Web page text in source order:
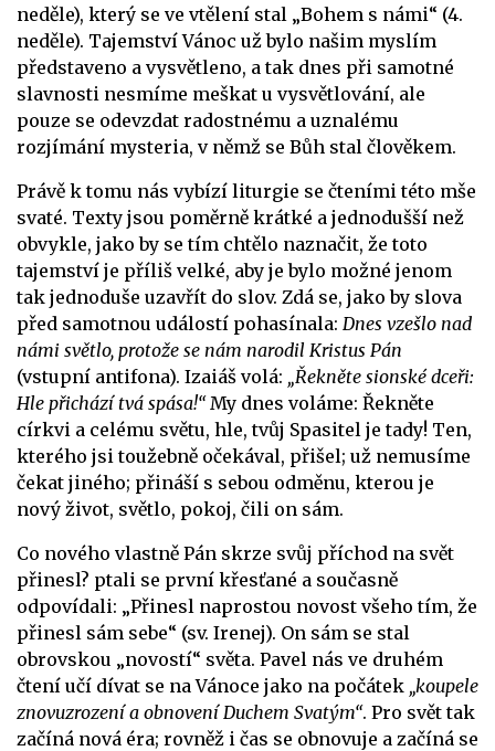
neděle), který se ve vtělení stal „Bohem s námi“ (4.
neděle). Tajemství Vánoc už bylo našim myslím
představeno a vysvětleno, a tak dnes při samotné
slavnosti nesmíme meškat u vysvětlování, ale
pouze se odevzdat radostnému a uznalému
rozjímání mysteria, v němž se Bůh stal člověkem.
Právě k tomu nás vybízí liturgie se čteními této mše
svaté. Texty jsou poměrně krátké a jednodušší než
obvykle, jako by se tím chtělo naznačit, že toto
tajemství je příliš velké, aby je bylo možné jenom
tak jednoduše uzavřít do slov. Zdá se, jako by slova
před samotnou událostí pohasínala: Dnes vzešlo nad
námi světlo, protože se nám narodil Kristus Pán
(vstupní antifona). Izaiáš volá: „Řekněte sionské dceři:
Hle přichází tvá spása!“My dnes voláme: Řekněte
církvi a celému světu, hle, tvůj Spasitel je tady! Ten,
kterého jsi toužebně očekával, přišel; už nemusíme
čekat jiného; přináší s sebou odměnu, kterou je
nový život, světlo, pokoj, čili on sám.
Co nového vlastně Pán skrze svůj příchod na svět
přinesl? ptali se první křesťané a současně
odpovídali: „Přinesl naprostou novost všeho tím, že
přinesl sám sebe“ (sv. Irenej). On sám se stal
obrovskou „novostí“ světa. Pavel nás ve druhém
čtení učí dívat se na Vánoce jako na počátek „koupele
znovuzrození a obnovení Duchem Svatým“. Pro svět tak
začíná nová éra; rovněž i čas se obnovuje a začíná se